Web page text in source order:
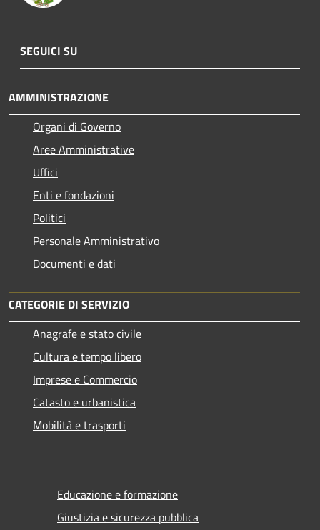
SEGUICI SU
AMMINISTRAZIONE
Organi di Governo
Aree Amministrative
Uffici
Enti e fondazioni
Politici
Personale Amministrativo
Documenti e dati
CATEGORIE DI SERVIZIO
Anagrafe e stato civile
Cultura e tempo libero
Imprese e Commercio
Catasto e urbanistica
Mobilità e trasporti
Educazione e formazione
Giustizia e sicurezza pubblica